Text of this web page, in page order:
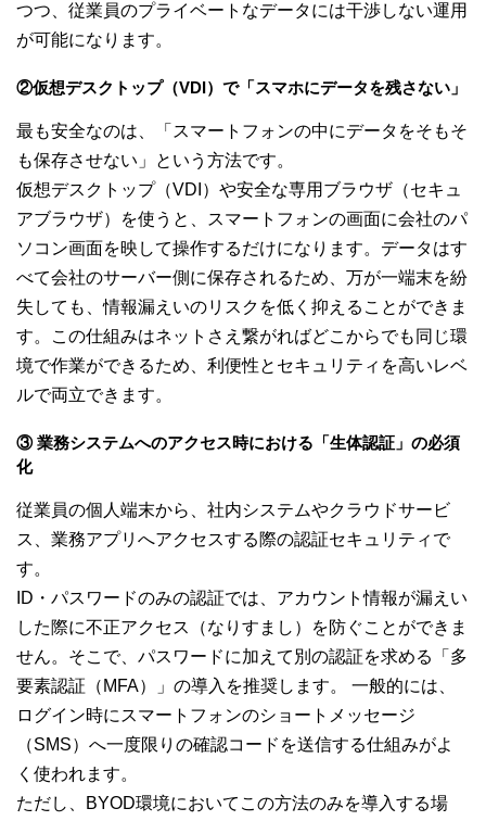
つつ、従業員のプライベートなデータには干渉しない運用
が可能になります。
②仮想デスクトップ（VDI）で「スマホにデータを残さない」
最も安全なのは、「スマートフォンの中にデータをそもそ
も保存させない」という方法です。
仮想デスクトップ（VDI）や安全な専用ブラウザ（セキュ
アブラウザ）を使うと、スマートフォンの画面に会社のパ
ソコン画面を映して操作するだけになります。データはす
べて会社のサーバー側に保存されるため、万が一端末を紛
失しても、情報漏えいのリスクを低く抑えることができま
す。この仕組みはネットさえ繋がればどこからでも同じ環
境で作業ができるため、利便性とセキュリティを高いレベ
ルで両立できます。
③ 業務システムへのアクセス時における「生体認証」の必須
化
従業員の個人端末から、社内システムやクラウドサービ
ス、業務アプリへアクセスする際の認証セキュリティで
す。
ID・パスワードのみの認証では、アカウント情報が漏えい
した際に不正アクセス（なりすまし）を防ぐことができま
せん。そこで、パスワードに加えて別の認証を求める「多
要素認証（MFA）」の導入を推奨します。 一般的には、
ログイン時にスマートフォンのショートメッセージ
（SMS）へ一度限りの確認コードを送信する仕組みがよ
く使われます。
ただし、BYOD環境においてこの方法のみを導入する場